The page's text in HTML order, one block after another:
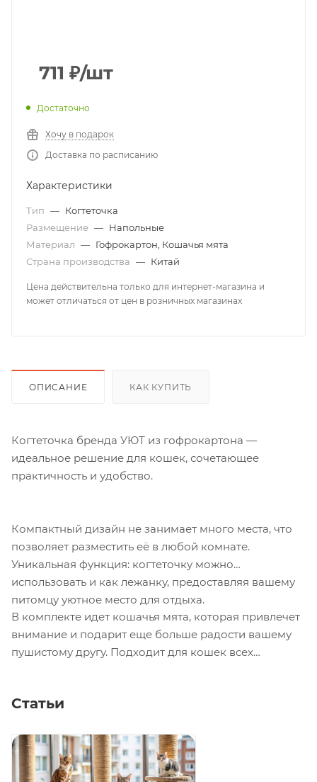
711 ₽/шт
Достаточно
Хочу в подарок
Доставка по расписанию
Характеристики
Тип — Когтеточка
Размещение — Напольные
Материал — Гофрокартон, Кошачья мята
Страна производства — Китай
Цена действительна только для интернет-магазина и
может отличаться от цен в розничных магазинах
ОПИСАНИЕ КАК КУПИТЬ
Когтеточка бренда УЮТ из гофрокартона —
идеальное решение для кошек, сочетающее
практичность и удобство.
Компактный дизайн не занимает много места, что
позволяет разместить её в любой комнате.
Уникальная функция: когтеточку можно
использовать и как лежанку, предоставляя вашему
питомцу уютное место для отдыха.
В комплекте идет кошачья мята, которая привлечет
внимание и подарит еще больше радости вашему
пушистому другу. Подходит для кошек всех
Статьи